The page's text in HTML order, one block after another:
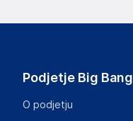
Podjetje Big Bang
O podjetju